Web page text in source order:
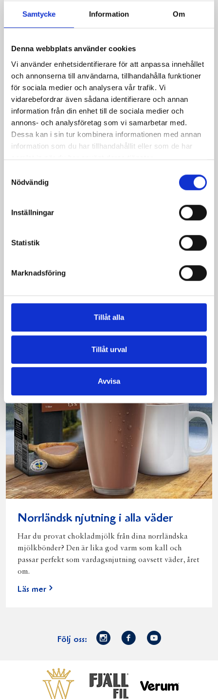
Samtycke Information Om
Denna webbplats använder cookies
Vi använder enhetsidentifierare för att anpassa innehållet
och annonserna till användarna, tillhandahålla funktioner
för sociala medier och analysera vår trafik. Vi
vidarebefordrar även sådana identifierare och annan
information från din enhet till de sociala medier och
annons- och analysföretag som vi samarbetar med.
Dessa kan i sin tur kombinera informationen med annan
information som du har tillhandahållit eller som de har
samlat in när du har använt deras tjänster.
Nödvändig
Inställningar
Statistik
Marknadsföring
Tillåt alla
Tillåt urval
Avvisa
palt med bacon och stekta äpplen
palt med bacon och stekta äppelskivor
Dela
på
Facebook
Dela
på
Twitter
Dela
på
Pinterest
Dela
via
e-
post
Skriv
ut
mjölk
Vi kan stolt konstatera att vår laktosfria Mellanmjölk
är bäst i smaktest när norrlänningarna sagt sitt. Fler än
Norrländsk njutning i alla väder
Har du provat chokladmjölk från dina norrländska
mjölkbönder? Den är lika god varm som kall och
passar perfekt som vardagsnjutning oavsett väder, året
om.
Läs mer
Följ oss:
Norrmejerier
Facebook
Youtube
Gör gott för Norrländska
VästerbottensostFjällfil